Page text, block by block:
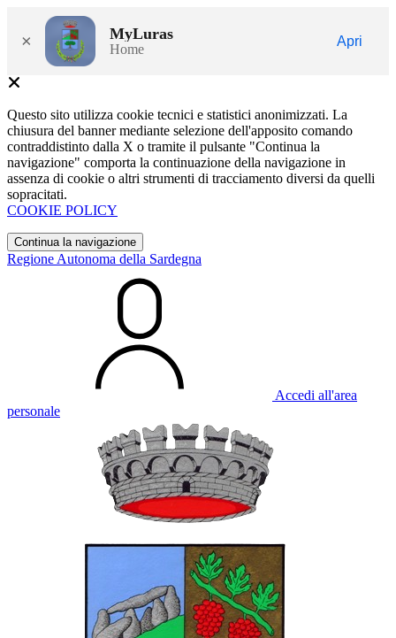
× MyLuras
Home
Apri
Questo sito utilizza cookie tecnici e statistici anonimizzati. La
chiusura del banner mediante selezione dell'apposito comando
contraddistinto dalla X o tramite il pulsante "Continua la
navigazione" comporta la continuazione della navigazione in
assenza di cookie o altri strumenti di tracciamento diversi da quelli
sopracitati.
COOKIE POLICY
Continua la navigazione
Regione Autonoma della Sardegna
Accedi all'area
personale